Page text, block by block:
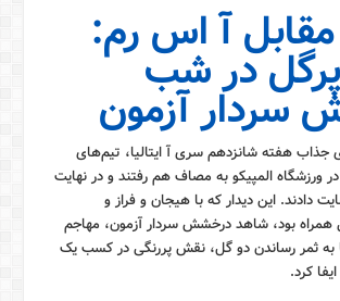
مقابل آ اس رم:
در شب
سردار آزمون
جذاب هفته شانزدهم سری آ ایتالیا، تیم‌های
ورزشگاه المپیکو به مصاف هم رفتند و در نهایت
۲-۲ رضایت دادند. این دیدار که با هیجان و فراز و
همراه بود، شاهد درخشش سردار آزمون، مهاجم
به ثمر رساندن دو گل، نقش پررنگی در کسب یک
کرد.